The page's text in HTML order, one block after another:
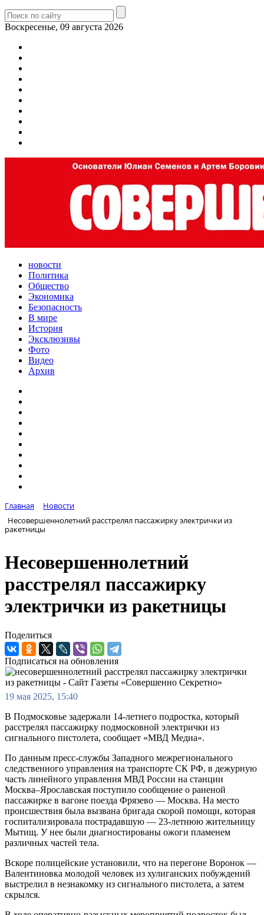
Воскресенье, 09 августа 2026
новости
Политика
Общество
Экономика
Безопасность
В мире
История
Эксклюзивы
Фото
Видео
Архив
Главная
Новости
Несовершеннолетний расстрелял пассажирку электрички из
ракетницы
Несовершеннолетний
расстрелял пассажирку
электрички из ракетницы
Поделиться
Подписаться на обновления
19 мая 2025, 15:40
В Подмосковье задержали 14-летнего подростка, который
расстрелял пассажирку подмосковной электрички из
сигнального пистолета, сообщает «МВД Медиа».
По данным пресс-службы Западного межрегионального
следственного управления на транспорте СК РФ, в дежурную
часть линейного управления МВД России на станции
Москва–Ярославская поступило сообщение о раненой
пассажирке в вагоне поезда Фрязево — Москва. На место
происшествия была вызвана бригада скорой помощи, которая
госпитализировала пострадавшую — 23-летнюю жительницу
Мытищ. У нее были диагностированы ожоги пламенем
различных частей тела.
Вскоре полицейские установили, что на перегоне Воронок —
Валентиновка молодой человек из хулиганских побуждений
выстрелил в незнакомку из сигнального пистолета, а затем
скрылся.